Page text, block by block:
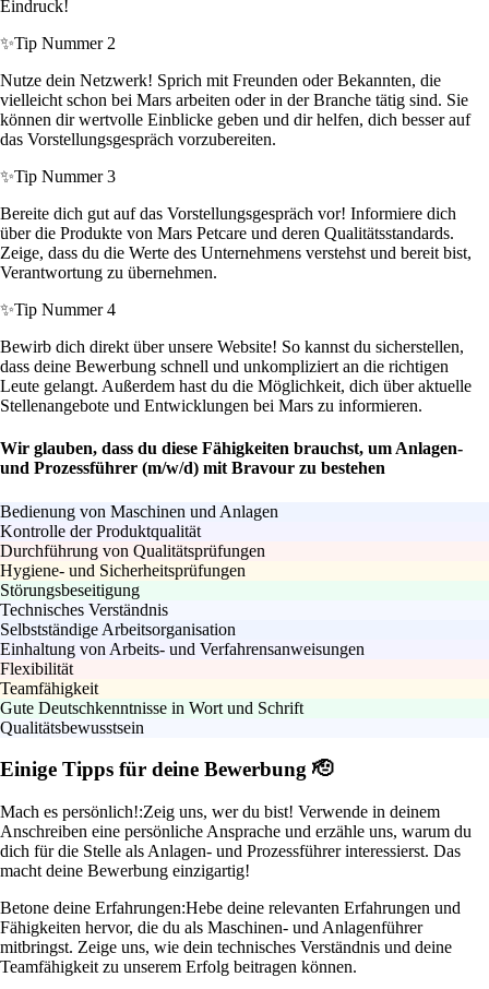
Eindruck!
✨Tip Nummer 2
Nutze dein Netzwerk! Sprich mit Freunden oder Bekannten, die
vielleicht schon bei Mars arbeiten oder in der Branche tätig sind. Sie
können dir wertvolle Einblicke geben und dir helfen, dich besser auf
das Vorstellungsgespräch vorzubereiten.
✨Tip Nummer 3
Bereite dich gut auf das Vorstellungsgespräch vor! Informiere dich
über die Produkte von Mars Petcare und deren Qualitätsstandards.
Zeige, dass du die Werte des Unternehmens verstehst und bereit bist,
Verantwortung zu übernehmen.
✨Tip Nummer 4
Bewirb dich direkt über unsere Website! So kannst du sicherstellen,
dass deine Bewerbung schnell und unkompliziert an die richtigen
Leute gelangt. Außerdem hast du die Möglichkeit, dich über aktuelle
Stellenangebote und Entwicklungen bei Mars zu informieren.
Wir glauben, dass du diese Fähigkeiten brauchst, um Anlagen-
und Prozessführer (m/w/d) mit Bravour zu bestehen
Bedienung von Maschinen und Anlagen
Kontrolle der Produktqualität
Durchführung von Qualitätsprüfungen
Hygiene- und Sicherheitsprüfungen
Störungsbeseitigung
Technisches Verständnis
Selbstständige Arbeitsorganisation
Einhaltung von Arbeits- und Verfahrensanweisungen
Flexibilität
Teamfähigkeit
Gute Deutschkenntnisse in Wort und Schrift
Qualitätsbewusstsein
Einige Tipps für deine Bewerbung 🫡
Mach es persönlich!:Zeig uns, wer du bist! Verwende in deinem
Anschreiben eine persönliche Ansprache und erzähle uns, warum du
dich für die Stelle als Anlagen- und Prozessführer interessierst. Das
macht deine Bewerbung einzigartig!
Betone deine Erfahrungen:Hebe deine relevanten Erfahrungen und
Fähigkeiten hervor, die du als Maschinen- und Anlagenführer
mitbringst. Zeige uns, wie dein technisches Verständnis und deine
Teamfähigkeit zu unserem Erfolg beitragen können.